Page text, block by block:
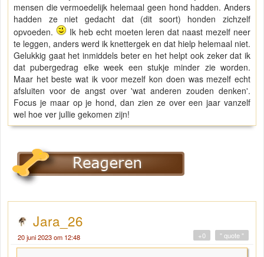
mensen die vermoedelijk helemaal geen hond hadden. Anders
hadden ze niet gedacht dat (dit soort) honden zichzelf
opvoeden.
Ik heb echt moeten leren dat naast mezelf neer
te leggen, anders werd ik knettergek en dat hielp helemaal niet.
Gelukkig gaat het inmiddels beter en het helpt ook zeker dat ik
dat pubergedrag elke week een stukje minder zie worden.
Maar het beste wat ik voor mezelf kon doen was mezelf echt
afsluiten voor de angst over 'wat anderen zouden denken'.
Focus je maar op je hond, dan zien ze over een jaar vanzelf
wel hoe ver jullie gekomen zijn!
Jara_26
20 juni 2023 om 12:48 " quote "
+0